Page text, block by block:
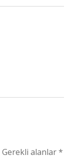
Gerekli alanlar*